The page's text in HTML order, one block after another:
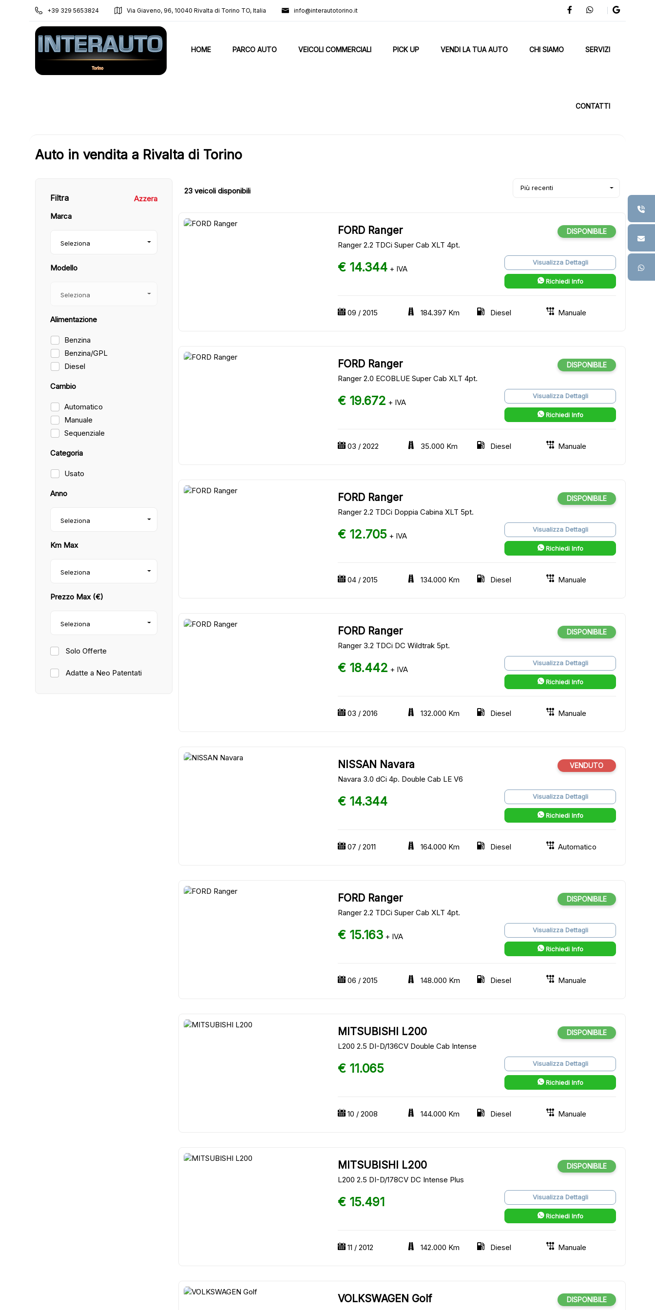
+39 329 5653824 Via Giaveno, 96, 10040 Rivalta di Torino TO, Italia info@interautotorino.it
HOME PARCO AUTO VEICOLI COMMERCIALI PICK UP VENDI LA TUA AUTO CHI SIAMO SERVIZI
CONTATTI
Auto in vendita a Rivalta di Torino
Filtra
Azzera
Marca
Seleziona
Modello
Seleziona
Alimentazione
Benzina
Benzina/GPL
Diesel
Cambio
Automatico
Manuale
Sequenziale
Categoria
Usato
Anno
Seleziona
Km Max
Seleziona
Prezzo Max (€)
Seleziona
Solo Offerte
Adatte a Neo Patentati
23 veicoli disponibili Più recenti
FORD Ranger
Ranger 2.2 TDCi Super Cab XLT 4pt.
DISPONIBILE
€ 14.344 + IVA
Visualizza Dettagli
Richiedi Info
09 / 2015 184.397 Km Diesel Manuale
FORD Ranger
Ranger 2.0 ECOBLUE Super Cab XLT 4pt.
DISPONIBILE
€ 19.672 + IVA
Visualizza Dettagli
Richiedi Info
03 / 2022 35.000 Km Diesel Manuale
FORD Ranger
Ranger 2.2 TDCi Doppia Cabina XLT 5pt.
DISPONIBILE
€ 12.705 + IVA
Visualizza Dettagli
Richiedi Info
04 / 2015 134.000 Km Diesel Manuale
FORD Ranger
Ranger 3.2 TDCi DC Wildtrak 5pt.
DISPONIBILE
€ 18.442 + IVA
Visualizza Dettagli
Richiedi Info
03 / 2016 132.000 Km Diesel Manuale
NISSAN Navara
Navara 3.0 dCi 4p. Double Cab LE V6
VENDUTO
€ 14.344 Visualizza Dettagli
Richiedi Info
07 / 2011 164.000 Km Diesel Automatico
FORD Ranger
Ranger 2.2 TDCi Super Cab XLT 4pt.
DISPONIBILE
€ 15.163 + IVA
Visualizza Dettagli
Richiedi Info
06 / 2015 148.000 Km Diesel Manuale
MITSUBISHI L200
L200 2.5 DI-D/136CV Double Cab Intense
DISPONIBILE
€ 11.065 Visualizza Dettagli
Richiedi Info
10 / 2008 144.000 Km Diesel Manuale
MITSUBISHI L200
L200 2.5 DI-D/178CV DC Intense Plus
DISPONIBILE
€ 15.491 Visualizza Dettagli
Richiedi Info
11 / 2012 142.000 Km Diesel Manuale
VOLKSWAGEN Golf DISPONIBILE